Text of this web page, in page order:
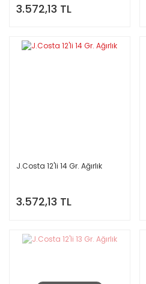
3.572,13 TL
J.Costa 12'li 14 Gr. Ağırlık
3.572,13 TL